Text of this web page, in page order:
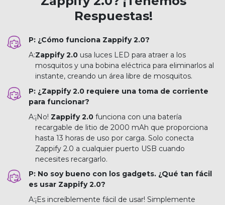
Respuestas!
P: ¿Cómo funciona Zappify 2.0?
A:Zappify 2.0 usa luces LED para atraer a los
mosquitos y una bobina eléctrica para eliminarlos al
instante, creando un área libre de mosquitos.
P: ¿Zappify 2.0 requiere una toma de corriente
para funcionar?
A:¡No! Zappify 2.0 funciona con una batería
recargable de litio de 2000 mAh que proporciona
hasta 13 horas de uso por carga. Solo conecta
Zappify 2.0 a cualquier puerto USB cuando
necesites recargarlo.
P: No soy bueno con los gadgets. ¿Qué tan fácil
es usar Zappify 2.0?
A:¡Es increíblemente fácil de usar! Simplemente